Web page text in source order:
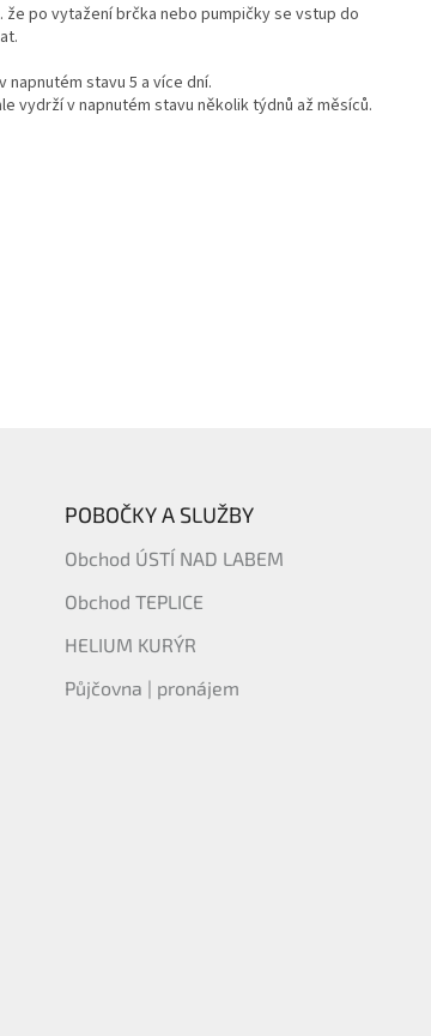
po vytažení brčka nebo pumpičky se vstup do
napnutém stavu 5 a více dní.
vydrží v napnutém stavu několik týdnů až měsíců.
POBOČKY A SLUŽBY
Obchod ÚSTÍ NAD LABEM
Obchod TEPLICE
HELIUM KURÝR
Půjčovna | pronájem